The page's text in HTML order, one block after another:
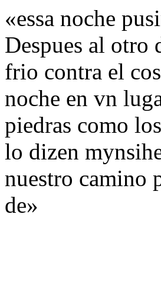
«essa noche
Despues al otro
frio contra el
noche en vn
piedras como
lo dizen
nuestro camino
de»